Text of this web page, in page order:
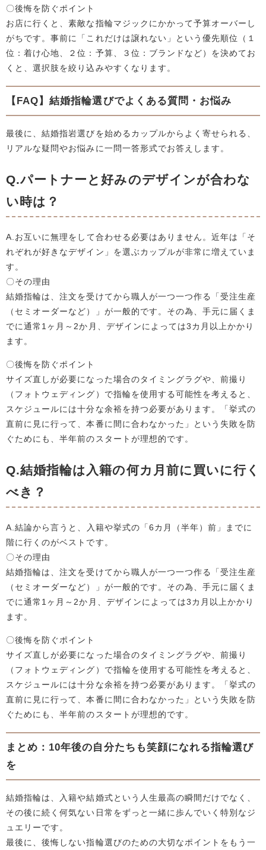
〇後悔を防ぐポイント
お店に行くと、素敵な指輪マジックにかかって予算オーバーし
がちです。事前に「これだけは譲れない」という優先順位（１
位：着け心地、２位：予算、３位：ブランドなど）を決めてお
くと、選択肢を絞り込みやすくなります。
【FAQ】結婚指輪選びでよくある質問・お悩み
最後に、結婚指岩選びを始めるカップルからよく寄せられる、
リアルな疑問やお悩みに一問一答形式でお答えします。
Q.パートナーと好みのデザインが合わな
い時は？
A.お互いに無理をして合わせる必要はありません。近年は「そ
れぞれが好きなデザイン」を選ぶカップルが非常に増えていま
す。
〇その理由
結婚指輪は、注文を受けてから職人が一つ一つ作る「受注生産
（セミオーダーなど）」が一般的です。その為、手元に届くま
でに通常1ヶ月～2か月、デザインによっては3カ月以上かかり
ます。
〇後悔を防ぐポイント
サイズ直しが必要になった場合のタイミングラグや、前撮り
（フォトウェディング）で指輪を使用する可能性を考えると、
スケジュールには十分な余裕を持つ必要があります。「挙式の
直前に見に行って、本番に間に合わなかった」という失敗を防
ぐためにも、半年前のスタートが理想的です。
Q.結婚指輪は入籍の何カ月前に買いに行く
べき？
A.結論から言うと、入籍や挙式の「6カ月（半年）前」までに
階に行くのがベストです。
〇その理由
結婚指輪は、注文を受けてから職人が一つ一つ作る「受注生産
（セミオーダーなど）」が一般的です。その為、手元に届くま
でに通常1ヶ月～2か月、デザインによっては3カ月以上かかり
ます。
〇後悔を防ぐポイント
サイズ直しが必要になった場合のタイミングラグや、前撮り
（フォトウェディング）で指輪を使用する可能性を考えると、
スケジュールには十分な余裕を持つ必要があります。「挙式の
直前に見に行って、本番に間に合わなかった」という失敗を防
ぐためにも、半年前のスタートが理想的です。
まとめ：10年後の自分たちも笑顔になれる指輪選び
を
結婚指輪は、入籍や結婚式という人生最高の瞬間だけでなく、
その後に続く何気ない日常をずっと一緒に歩んでいく特別なジ
ュエリーです。
最後に、後悔しない指輪選びのための大切なポイントをもう一